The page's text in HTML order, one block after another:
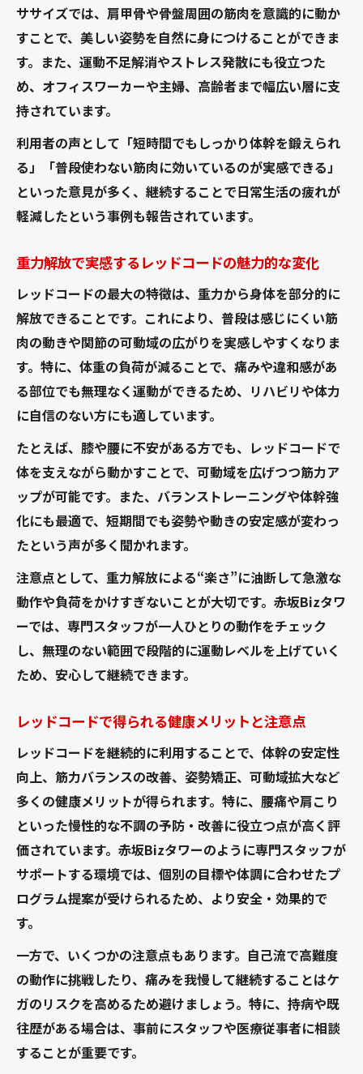
法とは
安全にレッドコードを活用するための注意
事項
目的別に使い分けるレッドコード運動のア
ドバイス
レッドコードで成果を高めるための継続の
コツ
ササイズでは、肩甲骨や骨盤周囲の筋肉を意識的に動か
すことで、美しい姿勢を自然に身につけることができま
す。また、運動不足解消やストレス発散にも役立つた
め、オフィスワーカーや主婦、高齢者まで幅広い層に支
持されています。
利用者の声として「短時間でもしっかり体幹を鍛えられ
る」「普段使わない筋肉に効いているのが実感できる」
といった意見が多く、継続することで日常生活の疲れが
軽減したという事例も報告されています。
重力解放で実感するレッドコードの魅力的な変化
レッドコードの最大の特徴は、重力から身体を部分的に
解放できることです。これにより、普段は感じにくい筋
肉の動きや関節の可動域の広がりを実感しやすくなりま
す。特に、体重の負荷が減ることで、痛みや違和感があ
る部位でも無理なく運動ができるため、リハビリや体力
に自信のない方にも適しています。
たとえば、膝や腰に不安がある方でも、レッドコードで
体を支えながら動かすことで、可動域を広げつつ筋力ア
ップが可能です。また、バランストレーニングや体幹強
化にも最適で、短期間でも姿勢や動きの安定感が変わっ
たという声が多く聞かれます。
注意点として、重力解放による“楽さ”に油断して急激な
動作や負荷をかけすぎないことが大切です。赤坂Bizタワ
ーでは、専門スタッフが一人ひとりの動作をチェック
し、無理のない範囲で段階的に運動レベルを上げていく
ため、安心して継続できます。
レッドコードで得られる健康メリットと注意点
レッドコードを継続的に利用することで、体幹の安定性
向上、筋力バランスの改善、姿勢矯正、可動域拡大など
多くの健康メリットが得られます。特に、腰痛や肩こり
といった慢性的な不調の予防・改善に役立つ点が高く評
価されています。赤坂Bizタワーのように専門スタッフが
サポートする環境では、個別の目標や体調に合わせたプ
ログラム提案が受けられるため、より安全・効果的で
す。
一方で、いくつかの注意点もあります。自己流で高難度
の動作に挑戦したり、痛みを我慢して継続することはケ
ガのリスクを高めるため避けましょう。特に、持病や既
往歴がある場合は、事前にスタッフや医療従事者に相談
することが重要です。